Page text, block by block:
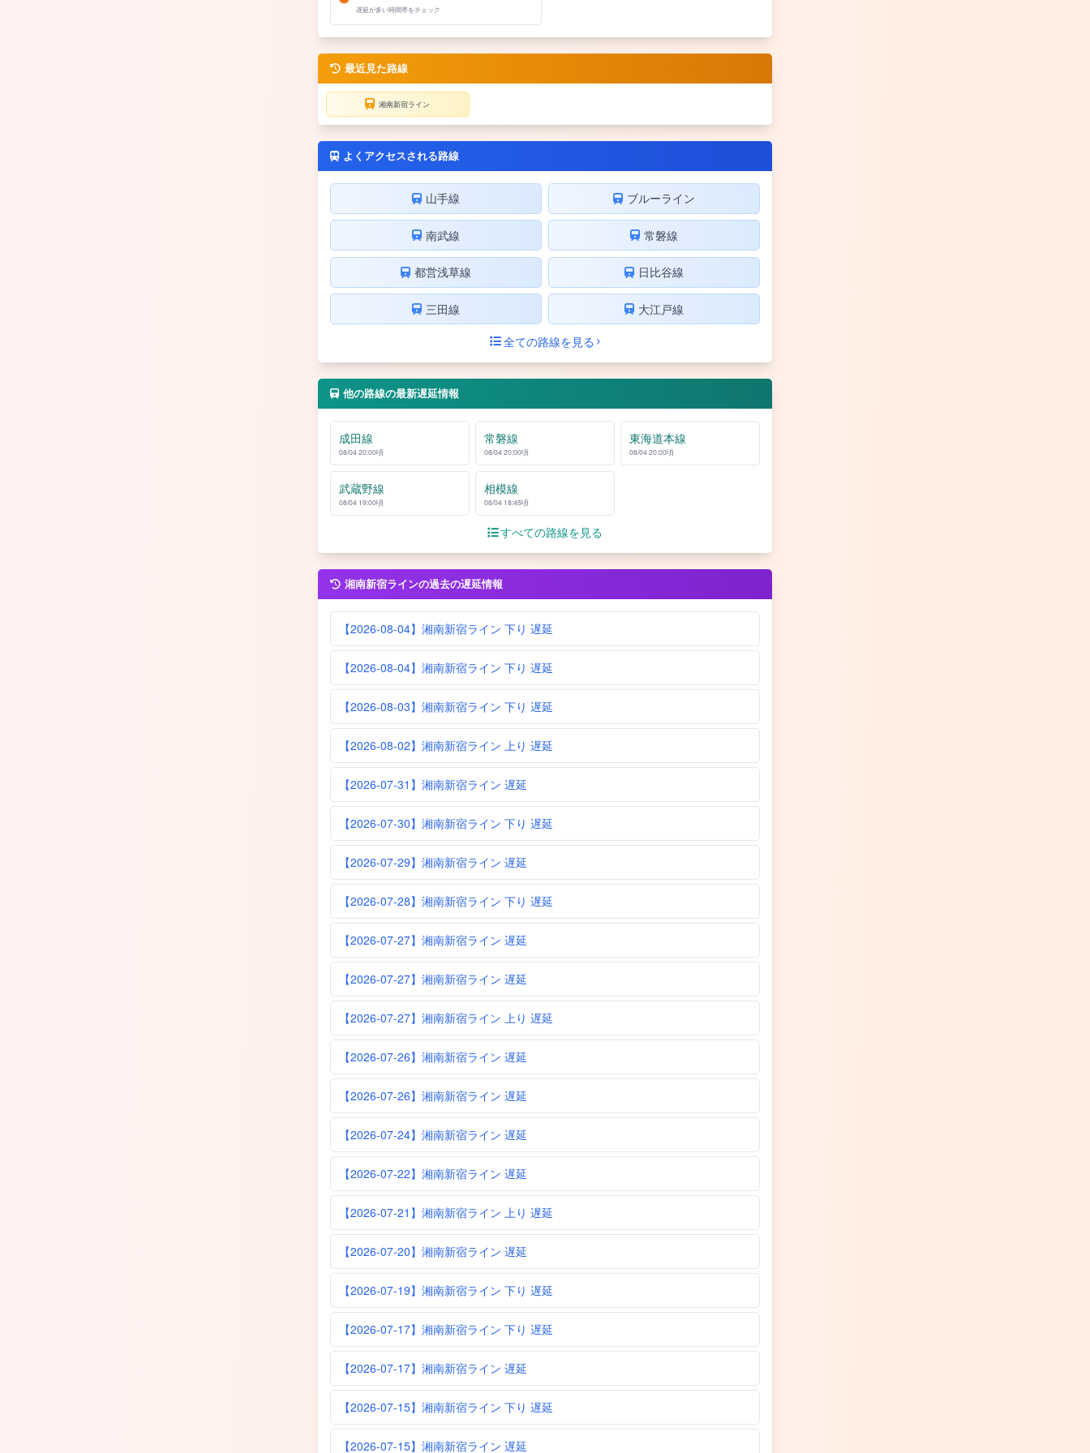
遅延が多い時間帯をチェック
最近見た路線
湘南新宿ライン
よくアクセスされる路線
山手線 ブルーライン
南武線 常磐線
都営浅草線 日比谷線
三田線
大江戸線
全ての路線を見る
他の路線の最新遅延情報
成田線
08/04 20:00頃
常磐線
08/04 20:00頃
東海道本線
08/04 20:00頃
武蔵野線
08/04 19:00頃
相模線
08/04 18:45頃
すべての路線を見る
湘南新宿ラインの過去の遅延情報
【2026-08-04】湘南新宿ライン 下り 遅延
【2026-08-04】湘南新宿ライン 下り 遅延
【2026-08-03】湘南新宿ライン 下り 遅延
【2026-08-02】湘南新宿ライン 上り 遅延
【2026-07-31】湘南新宿ライン 遅延
【2026-07-30】湘南新宿ライン 下り 遅延
【2026-07-29】湘南新宿ライン 遅延
【2026-07-28】湘南新宿ライン 下り 遅延
【2026-07-27】湘南新宿ライン 遅延
【2026-07-27】湘南新宿ライン 遅延
【2026-07-27】湘南新宿ライン 上り 遅延
【2026-07-26】湘南新宿ライン 遅延
【2026-07-26】湘南新宿ライン 遅延
【2026-07-24】湘南新宿ライン 遅延
【2026-07-22】湘南新宿ライン 遅延
【2026-07-21】湘南新宿ライン 上り 遅延
【2026-07-20】湘南新宿ライン 遅延
【2026-07-19】湘南新宿ライン 下り 遅延
【2026-07-17】湘南新宿ライン 下り 遅延
【2026-07-17】湘南新宿ライン 遅延
【2026-07-15】湘南新宿ライン 下り 遅延
【2026-07-15】湘南新宿ライン 遅延